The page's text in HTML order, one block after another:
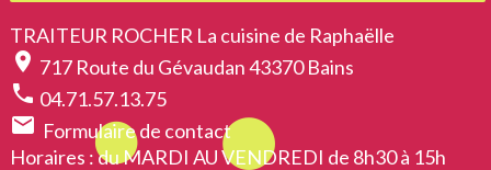
TRAITEUR ROCHER La cuisine de Raphaëlle
location_on 717 Route du Gévaudan 43370 Bains
phone 04.71.57.13.75
email Formulaire de contact
Horaires : du MARDI AU VENDREDI de 8h30 à 15h